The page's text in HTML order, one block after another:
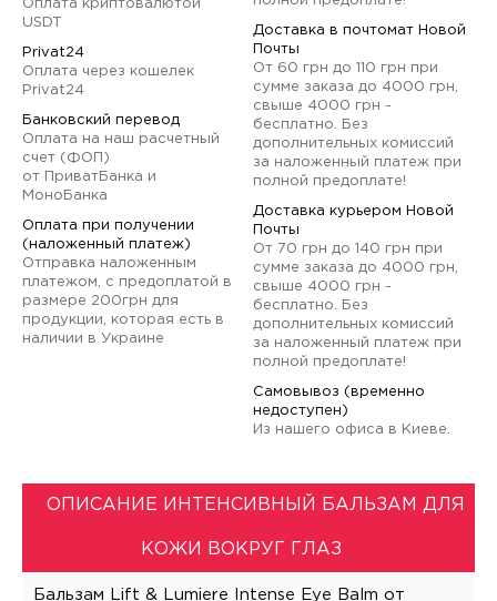
Оплата криптовалютой
USDT
Privat24
Оплата через кошелек
Privat24
Банковский перевод
Оплата на наш расчетный
счет (ФОП)
от ПриватБанка и
МоноБанка
Оплата при получении
(наложенный платеж)
Отправка наложенным
платежом, с предоплатой в
размере 200грн для
продукции, которая есть в
наличии в Украине
Доставка в почтомат Новой
Почты
От 60 грн до 110 грн при
сумме заказа до 4000 грн,
свыше 4000 грн -
бесплатно. Без
дополнительных комиссий
за наложенный платеж при
полной предоплате!
Доставка курьером Новой
Почты
От 70 грн до 140 грн при
сумме заказа до 4000 грн,
свыше 4000 грн -
бесплатно. Без
дополнительных комиссий
за наложенный платеж при
полной предоплате!
Самовывоз (временно
недоступен)
Из нашего офиса в Киеве.
ОПИСАНИЕ ИНТЕНСИВНЫЙ БАЛЬЗАМ ДЛЯ
КОЖИ ВОКРУГ ГЛАЗ
Бальзам Lift & Lumiere Intense Eye Balm от